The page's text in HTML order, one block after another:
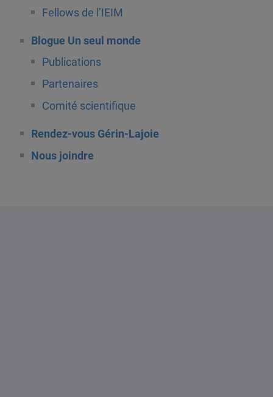
Fellows de l’IEIM
Blogue Un seul monde
Publications
Partenaires
Comité scientifique
Rendez-vous Gérin-Lajoie
Nous joindre